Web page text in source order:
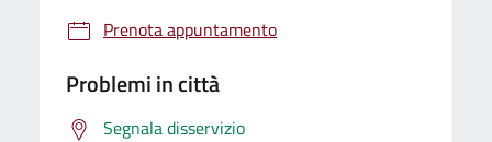
Prenota appuntamento
Problemi in città
Segnala disservizio